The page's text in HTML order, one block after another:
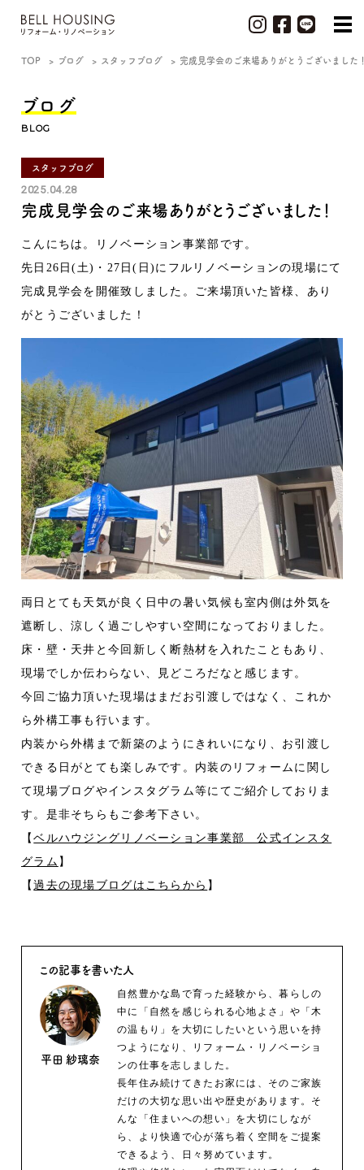
TOP ブログ スタッフブログ 完成見学会のご来場ありがとうございました
ブログ
BLOG
スタッフブログ
2025.04.28
完成見学会のご来場ありがとうございました！
こんにちは。リノベーション事業部です。
先日26日(土)・27日(日)にフルリノベーションの現場にて
完成見学会を開催致しました。ご来場頂いた皆様、あり
がとうございました！
両日とても天気が良く日中の暑い気候も室内側は外気を
遮断し、涼しく過ごしやすい空間になっておりました。
床・壁・天井と今回新しく断熱材を入れたこともあり、
現場でしか伝わらない、見どころだなと感じます。
今回ご協力頂いた現場はまだお引渡しではなく、これか
ら外構工事も行います。
内装から外構まで新築のようにきれいになり、お引渡し
できる日がとても楽しみです。内装のリフォームに関し
て現場ブログやインスタグラム等にてご紹介しておりま
す。是非そちらもご参考下さい。
【ベルハウジングリノベーション事業部 公式インスタ
グラム 】
【過去の現場ブログはこちらから 】
この記事を書いた人
平田 紗璃奈
自然豊かな島で育った経験から、暮らしの
中に「自然を感じられる心地よさ」や「木
の温もり」を大切にしたいという思いを持
つようになり、リフォーム・リノベーショ
ンの仕事を志しました。
長年住み続けてきたお家には、そのご家族
だけの大切な思い出や歴史があります。そ
んな「住まいへの想い」を大切にしなが
ら、より快適で心が落ち着く空間をご提案
できるよう、日々努めています。